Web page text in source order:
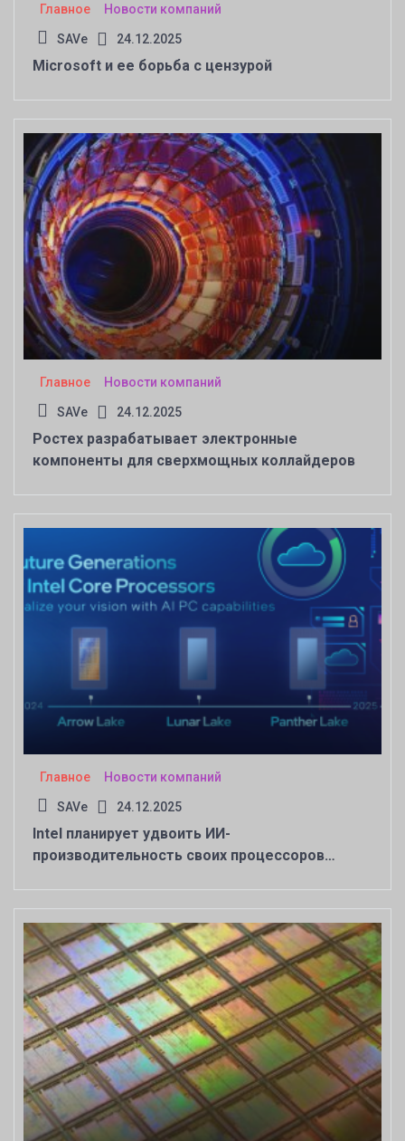
Главное Новости компаний
SAVe 24.12.2025
Microsoft и ее борьба с цензурой
Главное Новости компаний
SAVe 24.12.2025
Ростех разрабатывает электронные
компоненты для сверхмощных коллайдеров
Главное Новости компаний
SAVe 24.12.2025
Intel планирует удвоить ИИ-
производительность своих процессоров